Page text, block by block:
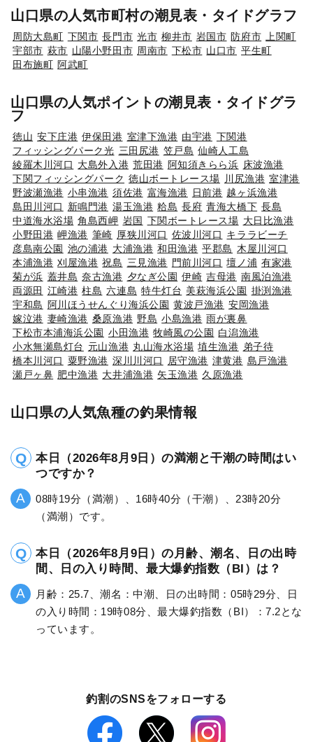
山口県の人気市町村の潮見表・タイドグラフ
周防大島町 下関市 長門市 光市 柳井市 岩国市 防府市
上関町
宇部市 萩市 山陽小野田市 周南市 下松市 山口市 平生町
田布施町 阿武町
山口県の人気ポイントの潮見表・タイドグラ
フ
徳山 安下庄港 伊保田港 室津下漁港 由宇港 下関港
フィッシングパーク光 三田尻港 笠戸島 仙崎人工島
綾羅木川河口 大島外入港 荒田港 阿知須きらら浜 床波漁港
下関フィッシングパーク 徳山ボートレース場 川尻漁港 室津港
野波瀬漁港 小串漁港 須佐港 富海漁港 日前港 越ヶ浜漁港
島田川河口
新鳴門港 湯玉漁港 粭島 長府 青海大橋下 長島
中道海水浴場 角島西岬 岩国 下関ボートレース場 大日比漁港
小野田港 岬漁港 筆崎 厚狭川河口 佐波川河口 キララビーチ
彦島南公園 池の浦港 大浦漁港 和田漁港 平郡島 木屋川河口
本浦漁港 刈屋漁港 祝島 三見漁港 門前川河口 壇ノ浦 有家港
菊が浜 蓋井島 奈古漁港 夕なぎ公園 伊崎 吉母港 南風泊漁港
両源田 江崎港 柱島 六連島 特牛灯台 美萩海浜公園 掛渕漁港
宇和島 阿川ほうせんぐり海浜公園 黄波戸漁港 安岡漁港
嫁泣港 妻崎漁港 桑原漁港 野島 小島漁港 雨が裏鼻
下松市本浦海浜公園 小田漁港 牧崎風の公園 白潟漁港
小水無瀬島灯台 元山漁港 丸山海水浴場 埴生漁港 弟子待
橋本川河口 粟野漁港 深川川河口 居守漁港 津黄港 島戸漁港
瀬戸ヶ鼻 肥中漁港 大井浦漁港 矢玉漁港 久原漁港
山口県の人気魚種の釣果情報
本日（2026年8月9日）の満潮と干潮の時間はい
つですか？
08時19分（満潮）、16時40分（干潮）、23時20分
（満潮）です。
本日（2026年8月9日）の月齢、潮名、日の出時
間、日の入り時間、最大爆釣指数（BI）は？
月齢：25.7、潮名：中潮、日の出時間：05時29分、日
の入り時間：19時08分、最大爆釣指数（BI）：7.2とな
っています。
釣割のSNSをフォローする